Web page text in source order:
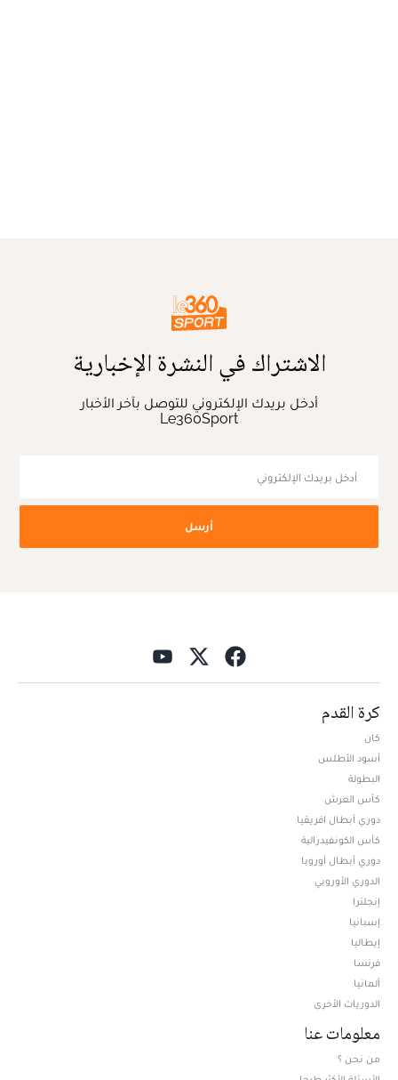
الاشتراك في النشرة الإخبارية
أدخل بريدك الإلكتروني للتوصل بآخر الأخبار
Le360Sport
أرسل
كرة القدم
كان
أسود الأطلس
البطولة
كأس العرش
دوري أبطال افريقيا
كأس الكونفيدرالية
دوري أبطال أوروبا
الدوري الأوروبي
إنجلترا
إسبانيا
إيطاليا
فرنسا
ألمانيا
الدوريات الأخرى
معلومات عنا
من نحن ؟